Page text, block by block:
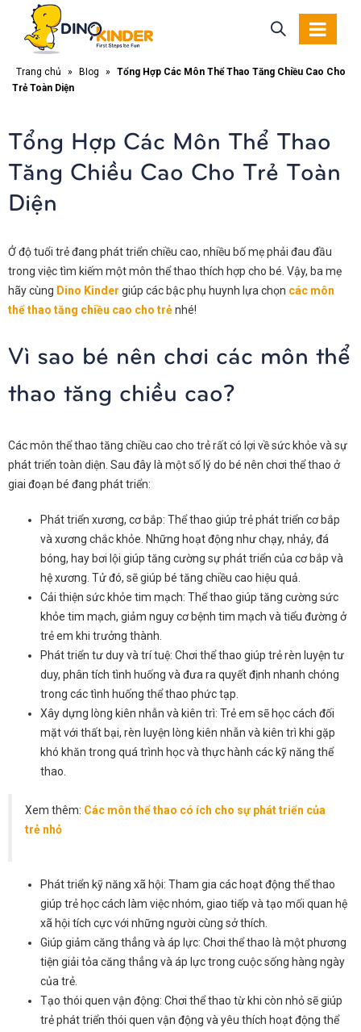
Trang chủ » Blog »
Tổng Hợp Các Môn Thể Thao Tăng Chiều Cao Cho
Trẻ Toàn Diện
Tổng Hợp Các Môn Thể Thao
Tăng Chiều Cao Cho Trẻ Toàn
Diện
Ở độ tuổi trẻ đang phát triển chiều cao, nhiều bố mẹ phải đau đầu
trong việc tìm kiếm một môn thể thao thích hợp cho bé. Vậy, ba mẹ
hãy cùng Dino Kinder giúp các bậc phụ huynh lựa chọn các môn
thể thao tăng chiều cao cho trẻnhé!
Vì sao bé nên chơi các môn thể
thao tăng chiều cao?
Các môn thể thao tăng chiều cao cho trẻ rất có lợi về sức khỏe và sự
phát triển toàn diện. Sau đây là một số lý do bé nên chơi thể thao ở
giai đoạn bé đang phát triển:
Phát triển xương, cơ bắp: Thể thao giúp trẻ phát triển cơ bắp
và xương chắc khỏe. Những hoạt động như chạy, nhảy, đá
bóng, hay bơi lội giúp tăng cường sự phát triển của cơ bắp và
hệ xương. Tử đó, sẽ giúp bé tăng chiều cao hiệu quả.
Cải thiện sức khỏe tim mạch: Thể thao giúp tăng cường sức
khỏe tim mạch, giảm nguy cơ bệnh tim mạch và tiểu đường ở
trẻ em khi trưởng thành.
Phát triển tư duy và trí tuệ: Chơi thể thao giúp trẻ rèn luyện tư
duy, phân tích tình huống và đưa ra quyết định nhanh chóng
trong các tình huống thể thao phức tạp.
Xây dựng lòng kiên nhẫn và kiên trì: Trẻ em sẽ học cách đối
mặt với thất bại, rèn luyện lòng kiên nhẫn và kiên trì khi gặp
khó khăn trong quá trình học và thực hành các kỹ năng thể
thao.
Xem thêm: Các môn thể thao có ích cho sự phát triển của
trẻ nhỏ
Phát triển kỹ năng xã hội: Tham gia các hoạt động thể thao
giúp trẻ học cách làm việc nhóm, giao tiếp và tạo mối quan hệ
xã hội tích cực với những người cùng sở thích.
Giúp giảm căng thẳng và áp lực: Chơi thể thao là một phương
tiện giải tỏa căng thẳng và áp lực trong cuộc sống hàng ngày
của trẻ.
Tạo thói quen vận động: Chơi thể thao từ khi còn nhỏ sẽ giúp
trẻ phát triển thói quen vận động và yêu thích hoạt động thể